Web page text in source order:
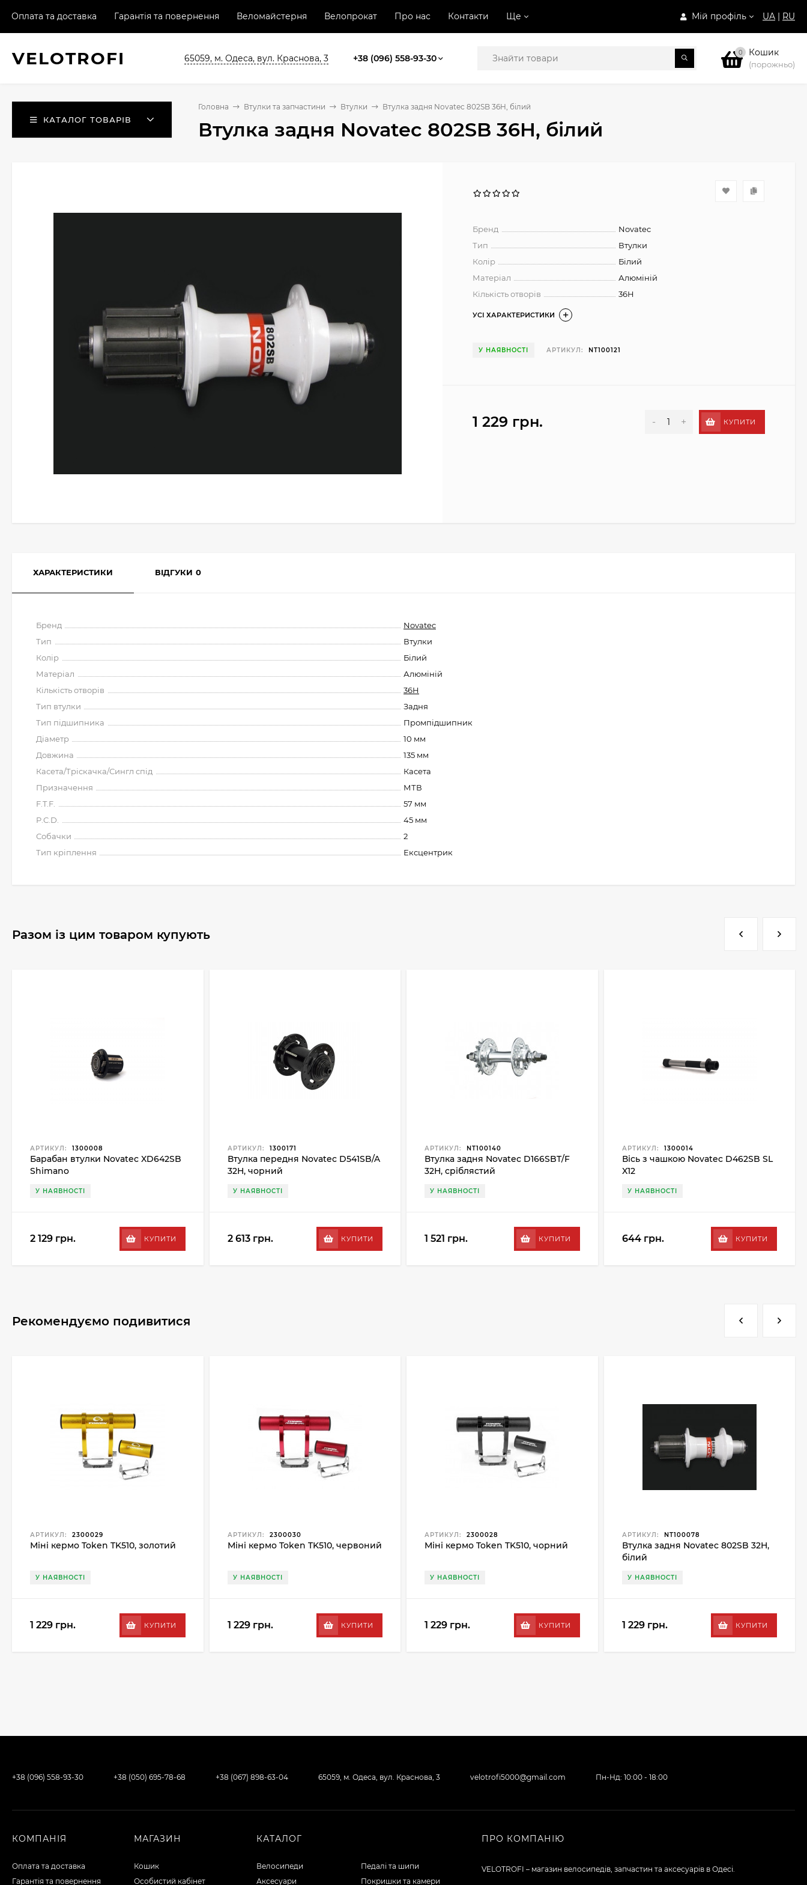
Мій профіль UA | RU
Оплата та доставка Гарантія та повернення Веломайстерня Велопрокат Про нас Контакти Ще
VELOTROFI 65059, м. Одеса, вул. Краснова, 3 +38 (096) 558-93-30 0 Кошик
(порожньо)
КАТАЛОГ ТОВАРІВ
Головна Втулки та запчастини Втулки Втулка задня Novatec 802SB 36H, білий
Втулка задня Novatec 802SB 36H, білий
Бренд
Novatec
Тип
Втулки
Колір
Білий
Матеріал
Алюміній
Кількість отворів
36H
УСІ ХАРАКТЕРИСТИКИ
У НАЯВНОСТІ АРТИКУЛ: NT100121
1 229 грн. - + КУПИТИ
ХАРАКТЕРИСТИКИ ВІДГУКИ 0
Бренд
Novatec
Тип
Втулки
Колір
Білий
Матеріал
Алюміній
Кількість отворів
36H
Тип втулки
Задня
Тип підшипника
Промпідшипник
Діаметр
10 мм
Довжина
135 мм
Касета/Тріскачка/Сингл спід
Касета
Призначення
МТВ
F.T.F.
57 мм
P.C.D.
45 мм
Собачки
2
Тип кріплення
Ексцентрик
Разом із цим товаром купують
АРТИКУЛ: 1300008
Барабан втулки Novatec XD642SB
Shimano
У НАЯВНОСТІ
2 129 грн. КУПИТИ
АРТИКУЛ: 1300171
Втулка передня Novatec D541SB/A
32H, чорний
У НАЯВНОСТІ
2 613 грн. КУПИТИ
АРТИКУЛ: NT100140
Втулка задня Novatec D166SBT/F
32H, сріблястий
У НАЯВНОСТІ
1 521 грн. КУПИТИ
АРТИКУЛ: 1300014
Вісь з чашкою Novatec D462SB SL
X12
У НАЯВНОСТІ
644 грн. КУПИТИ
Рекомендуємо подивитися
АРТИКУЛ: 2300029
Міні кермо Token TK510, золотий
У НАЯВНОСТІ
1 229 грн. КУПИТИ
АРТИКУЛ: 2300030
Міні кермо Token TK510, червоний
У НАЯВНОСТІ
1 229 грн. КУПИТИ
АРТИКУЛ: 2300028
Міні кермо Token TK510, чорний
У НАЯВНОСТІ
1 229 грн. КУПИТИ
АРТИКУЛ: NT100078
Втулка задня Novatec 802SB 32H,
білий
У НАЯВНОСТІ
1 229 грн. КУПИТИ
+38 (096) 558-93-30 +38 (050) 695-78-68 +38 (067) 898-63-04 65059, м. Одеса, вул. Краснова, 3 velotrofi5000@gmail.com Пн-Нд: 10:00 - 18:00
КОМПАНІЯ
Оплата та доставка
Гарантія та повернення
МАГАЗИН
Кошик
Особистий кабінет
КАТАЛОГ
Велосипеди
Аксесуари
Педалі та шипи
Покришки та камери
ПРО КОМПАНІЮ
VELOTROFI – магазин велосипедів, запчастин та аксесуарів в Одесі.